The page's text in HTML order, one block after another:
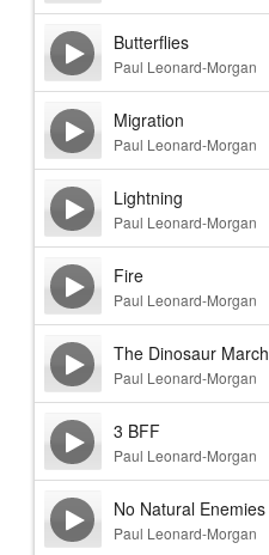
Butterflies
Paul Leonard-Morgan
Migration
Paul Leonard-Morgan
Lightning
Paul Leonard-Morgan
Fire
Paul Leonard-Morgan
The Dinosaur March
Paul Leonard-Morgan
3 BFF
Paul Leonard-Morgan
No Natural Enemies
Paul Leonard-Morgan